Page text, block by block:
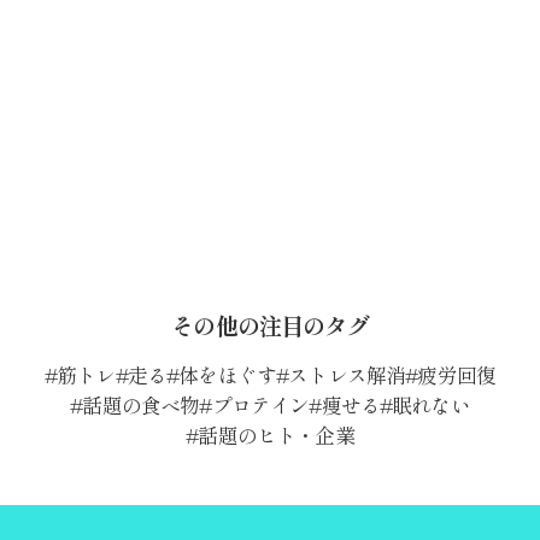
その他の注目のタグ
筋トレ 走る 体をほぐす ストレス解消 疲労回復
話題の食べ物 プロテイン 痩せる 眠れない
話題のヒト・企業